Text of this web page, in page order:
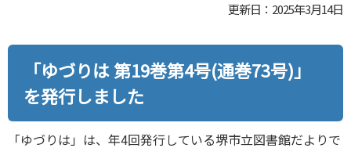
更新日：2025年3月14日
「ゆづりは 第19巻第4号(通巻73号)」
を発⾏しました
「ゆづりは」は、年4回発行している堺市立図書館だよりで